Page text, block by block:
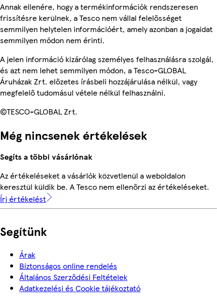
Annak ellenére, hogy a termékinformációk rendszeresen
frissítésre kerülnek, a Tesco nem vállal felelősséget
semmilyen helytelen információért, amely azonban a jogaidat
semmilyen módon nem érinti.
A jelen információ kizárólag személyes felhasználásra szolgál,
és azt nem lehet semmilyen módon, a Tesco-GLOBAL
Áruházak Zrt. előzetes írásbeli hozzájárulása nélkül, vagy
megfelelő tudomásul vétele nélkül felhasználni.
©TESCO-GLOBAL Zrt.
Még nincsenek értékelések
Segíts a többi vásárlónak
Az értékeléseket a vásárlók közvetlenül a weboldalon
keresztül küldik be. A Tesco nem ellenőrzi az értékeléseket.
Írj értékelést
Segítünk
Árak
Biztonságos online rendelés
Általános Szerződési Feltételek
Adatkezelési és Cookie tájékoztató